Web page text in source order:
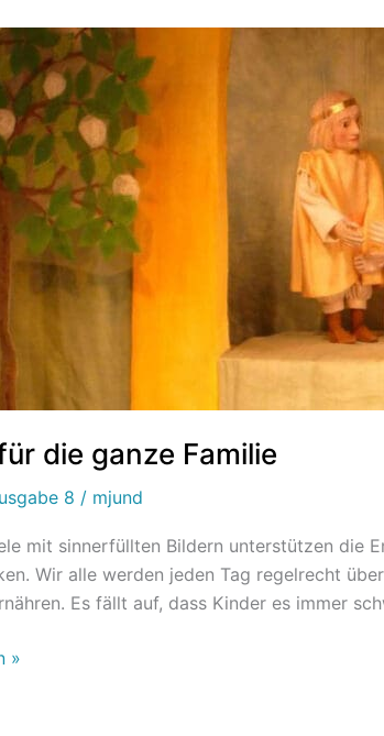
die ganze Familie
8 / mjund
mit sinnerfüllten Bildern unterstützen die
Wir alle werden jeden Tag regelrecht
Es fällt auf, dass Kinder es immer
»